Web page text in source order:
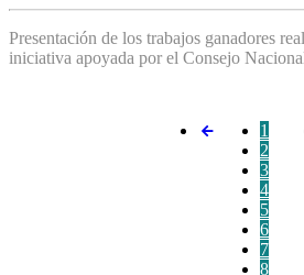
Presentación de los trabajos ganadores
iniciativa apoyada por el Consejo
1
2
3
4
5
6
7
8